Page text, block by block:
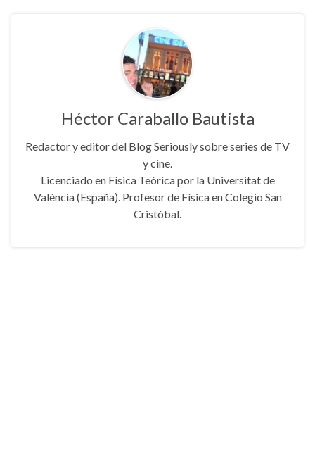
Héctor Caraballo Bautista
Redactor y editor del Blog Seriously sobre series de TV
y cine.
Licenciado en Física Teórica por la Universitat de
València (España). Profesor de Física en Colegio San
Cristóbal.